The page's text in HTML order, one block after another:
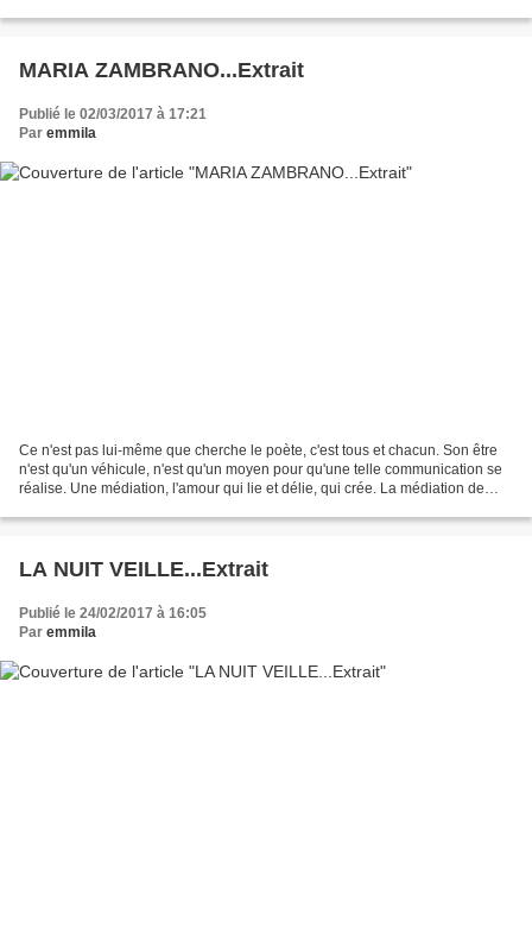
MARIA ZAMBRANO...Extrait
Publié le 02/03/2017 à 17:21
Par emmila
Ce n'est pas lui-même que cherche le poète, c'est tous et chacun. Son être
n'est qu'un véhicule, n'est qu'un moyen pour qu'une telle communication se
réalise. Une médiation, l'amour qui lie et délie, qui crée. La médiation de
LA NUIT VEILLE...Extrait
Publié le 24/02/2017 à 16:05
Par emmila